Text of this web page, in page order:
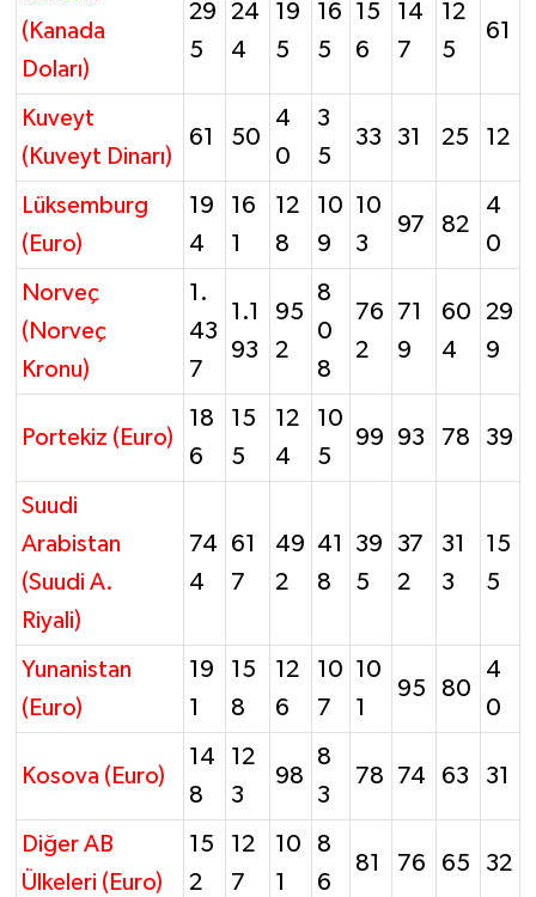
(Kanada
Doları)
29
5
24
4
19
5
16
5
15
6
14
7
12
5
61
Kuveyt
(Kuveyt Dinarı)
61 50
4
0
3
5
33 31 25 12
Lüksemburg
(Euro)
19
4
16
1
12
8
10
9
10
3
97 82
4
0
Norveç
(Norveç
Kronu)
1.
43
7
1.1
93
95
2
8
0
8
76
2
71
9
60
4
29
9
Portekiz (Euro)
18
6
15
5
12
4
10
5
99 93 78 39
Suudi
Arabistan
(Suudi A.
Riyali)
74
4
61
7
49
2
41
8
39
5
37
2
31
3
15
5
Yunanistan
(Euro)
19
1
15
8
12
6
10
7
10
1
95 80
4
0
Kosova (Euro)
14
8
12
3
98
8
3
78 74 63 31
Diğer AB
Ülkeleri (Euro)
15
2
12
7
10
1
8
6
81 76 65 32